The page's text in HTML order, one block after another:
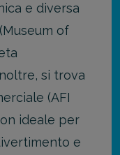
e diversa
of
si trova
(AFI
ideale per
e